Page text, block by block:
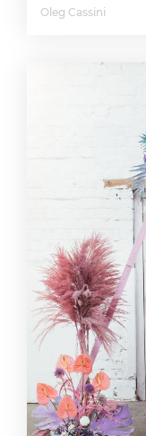
Oleg Cassini